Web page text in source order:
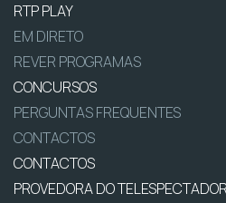
RTP PLAY
EM DIRETO
REVER PROGRAMAS
CONCURSOS
PERGUNTAS FREQUENTES
CONTACTOS
CONTACTOS
PROVEDORA DO TELESPECTADOR